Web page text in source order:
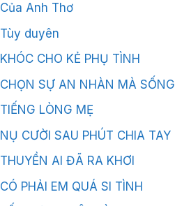
Của Anh Thơ
Tùy duyên
KHÓC CHO KẺ PHỤ TÌNH
CHỌN SỰ AN NHÀN MÀ SỐNG
TIẾNG LÒNG MẸ
NỤ CƯỜI SAU PHÚT CHIA TAY
THUYỀN AI ĐÃ RA KHƠI
CÓ PHẢI EM QUÁ SI TÌNH